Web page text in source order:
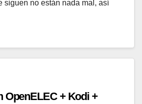
siguen no están nada mal, así
OpenELEC + Kodi +